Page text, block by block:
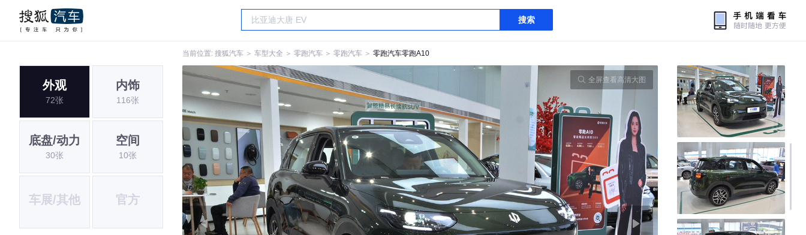
搜索
当前位置: 搜狐汽车 ＞ 车型大全 ＞ 零跑汽车 ＞ 零跑汽车 ＞ 零跑汽车零跑A10
外观
72张
内饰
116张
底盘/动力
30张
空间
10张
车展/其他 官方
全屏查看高清大图